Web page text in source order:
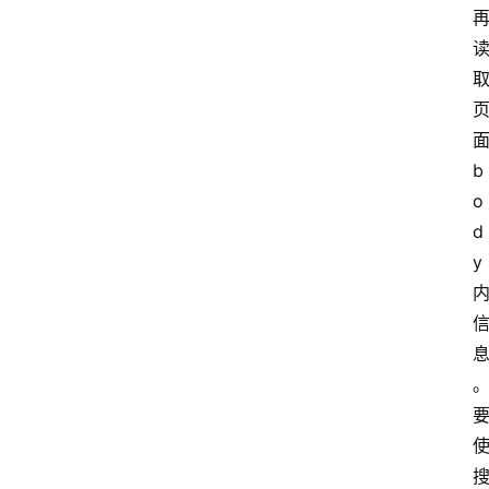
再
读
取
页
面
b
o
d
y
内
信
息
。
要
使
搜